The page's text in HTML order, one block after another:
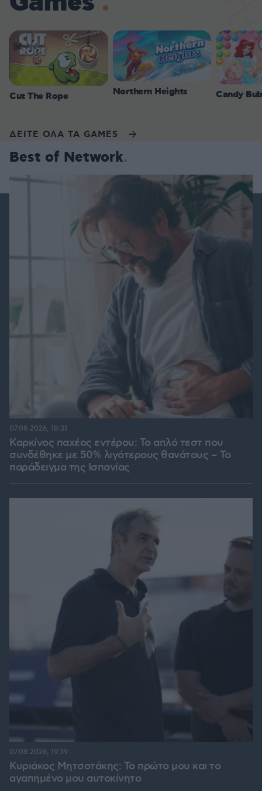
Cut The Rope Northern Heights Candy
ΔΕΙΤΕ ΟΛΑ ΤΑ GAMES
Best of Network
Καρκίνος παχέος εντέρου: Το απλό τεστ που
συνδέθηκε με 50% λιγότερους θανάτους – Το
παράδειγμα της Ισπανίας
07.08.2026, 18:31
Κυριάκος Μητσοτάκης: Το πρώτο μου και το
αγαπημένο μου αυτοκίνητο
07.08.2026, 19:39